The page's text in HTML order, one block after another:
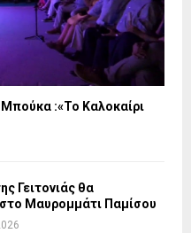
:«Το Καλοκαίρι
Γειτονιάς θα
Μαυρομμάτι Παμίσου